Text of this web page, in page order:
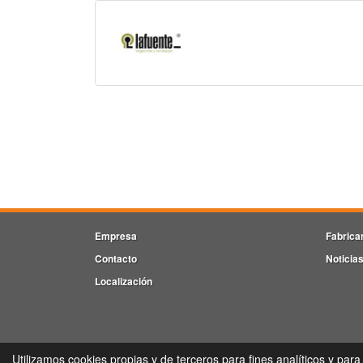
Empresa
Contacto
Localización
Noticias
Utilizamos cookies propias y de terceros para fines analíticos y